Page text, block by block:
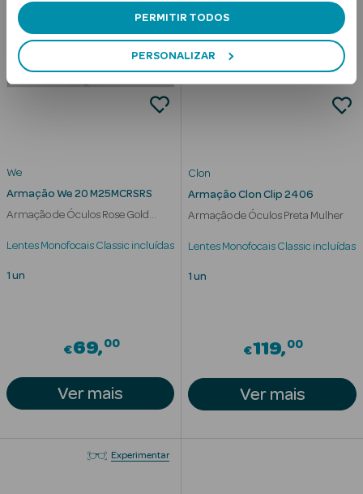
PERMITIR TODOS
PERSONALIZAR
Cuidados de
Coffrets
Ver Tudo
Protetores
Solares
Protetores
Corpo
We
Armação We 20 M25MCRSRS
Armação de Óculos Rose Gold
Lentes Monofocais Classic incluídas
1 un
€69 00
Ver mais
Clon
Armação Clon Clip 2406
Armação de Óculos Preta Mulher
Lentes Monofocais Classic incluídas
1 un
€119 00
Ver mais
Experimentar